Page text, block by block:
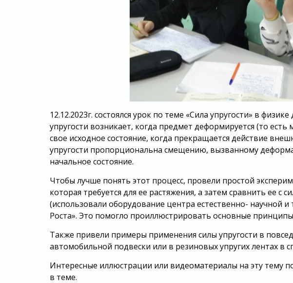
12.12.2023г. состоялся урок по теме «Сила упругости» в
упругости возникает, когда предмет деформируется (то
свое исходное состояние, когда прекращается действие
упругости пропорциональна смещению, вызванному
начальное состояние.
Чтобы лучше понять этот процесс, провели простой
которая требуется для ее растяжения, а затем сравнить ее с
(использовали оборудование центра естественно- научной
Роста». Это помогло проиллюстрировать основные принципы
Также привели примеры применения силы упругости в
автомобильной подвески или в резиновых упругих лентах в
Интересные иллюстрации или видеоматериалы на эту тему
в теме.